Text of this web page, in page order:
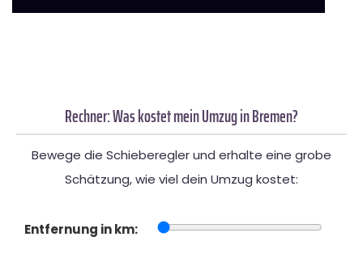
Rechner: Was kostet mein Umzug in Bremen?
Bewege die Schieberegler und erhalte eine grobe
Schätzung, wie viel dein Umzug kostet:
Entfernung in km: